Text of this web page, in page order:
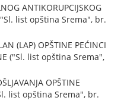
ANTIKORUPCIJSKOG
list opština Srema", br.
(LAP) OPŠTINE PEĆINCI
("Sl. list opština Srema",
OPŠTINE
list opština Srema", br.